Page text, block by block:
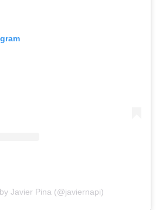
Javier Pina (@javiernapi)